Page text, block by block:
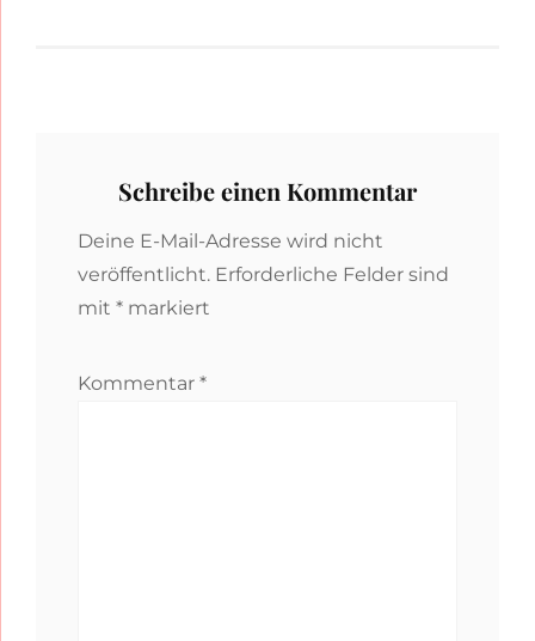
Schreibe einen Kommentar
Deine E-Mail-Adresse wird nicht
veröffentlicht. Erforderliche Felder sind
mit * markiert
Kommentar *